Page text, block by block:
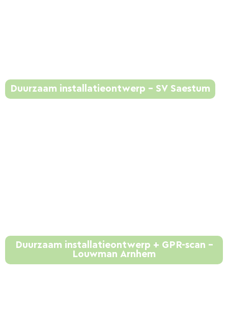
Duurzaam installatieontwerp – SV Saestum
Duurzaam installatieontwerp + GPR-scan –
Louwman Arnhem